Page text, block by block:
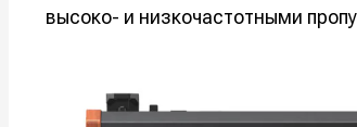
высоко- и низкочастотными